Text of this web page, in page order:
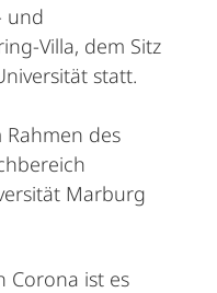
und
Villa, dem Sitz
statt.
des
Marburg
Corona ist es